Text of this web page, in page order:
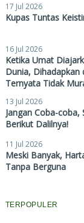
17 Jul 2026
Kupas Tuntas
16 Jul 2026
Ketika Umat
Dunia, Dihadapkan
Ternyata Tidak
13 Jul 2026
Jangan Coba-
Berikut Dalilnya!
11 Jul 2026
Meski Banyak,
Tanpa Berguna
TERPOPULER